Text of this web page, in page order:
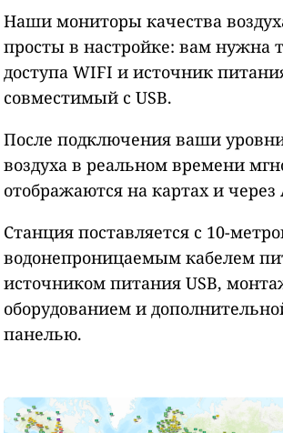
Наши мониторы качества
просты в настройке: вам нужна
доступа WIFI и источник
совместимый с USB.
После подключения ваши
воздуха в реальном времени
отображаются на картах и через
Станция поставляется с 10-
водонепроницаемым кабелем
источником питания USB,
оборудованием и
панелью.